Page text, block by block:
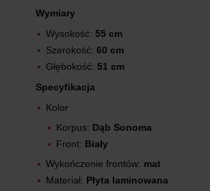
Wymiary
Wysokość: 55 cm
Szerokość: 60 cm
Głębokość: 51 cm
Specyfikacja
Kolor
Korpus: Dąb Sonoma
Front: Biały
Wykończenie frontów: mat
Materiał: Płyta laminowana